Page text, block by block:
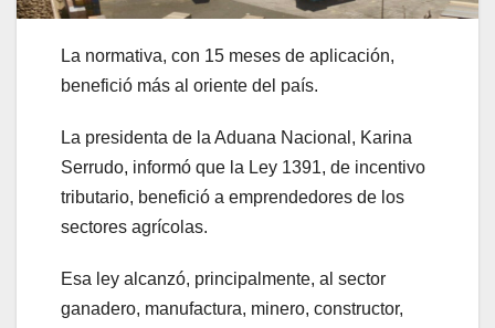
La normativa, con 15 meses de aplicación,
benefició más al oriente del país.
La presidenta de la Aduana Nacional, Karina
Serrudo, informó que la Ley 1391, de incentivo
tributario, benefició a emprendedores de los
sectores agrícolas.
Esa ley alcanzó, principalmente, al sector
ganadero, manufactura, minero, constructor,